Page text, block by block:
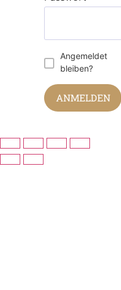
Angemeldet
bleiben?
ANMELDEN